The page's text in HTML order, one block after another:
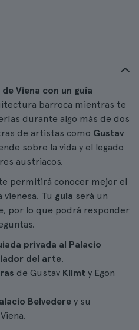
Viena con un guía
barroca mientras te
durante algo más de dos
de artistas como Gustav
sobre la vida y el legado
austriacos.
permitirá conocer mejor el
Tu guía será un
por lo que podrá responder
privada al Palacio
del arte.
de Gustav Klimt y Egon
Belvedere y su